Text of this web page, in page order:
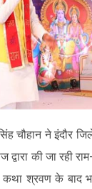
चौहान ने इंदौर
द्वारा की जा रही
कथा श्रवण के बाद